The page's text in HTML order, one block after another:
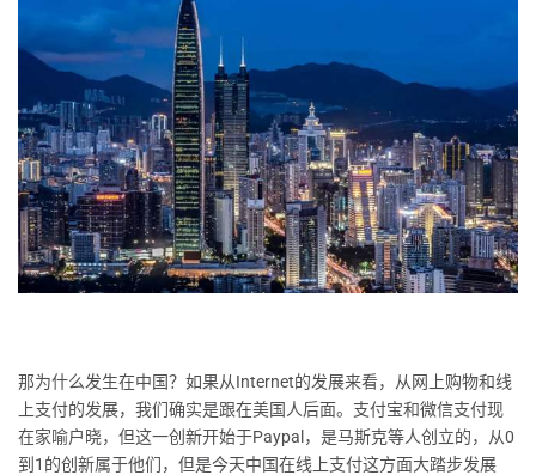
那为什么发生在中国？如果从Internet的发展来看，从网上购物和线
上支付的发展，我们确实是跟在美国人后面。支付宝和微信支付现
在家喻户晓，但这一创新开始于Paypal，是马斯克等人创立的，从0
到1的创新属于他们，但是今天中国在线上支付这方面大踏步发展